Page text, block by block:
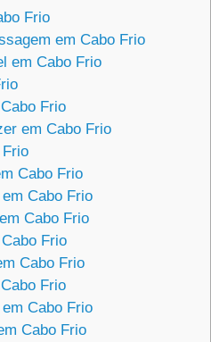
Frio
em Cabo Frio
em Cabo Frio
Frio
em Cabo Frio
Cabo Frio
Cabo Frio
Cabo Frio
Frio
Cabo Frio
Frio
Cabo Frio
Cabo Frio